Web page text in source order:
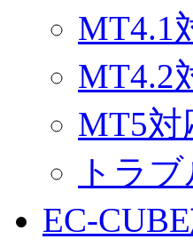
MT4.1
MT4.2
MT5対
トラ
EC-